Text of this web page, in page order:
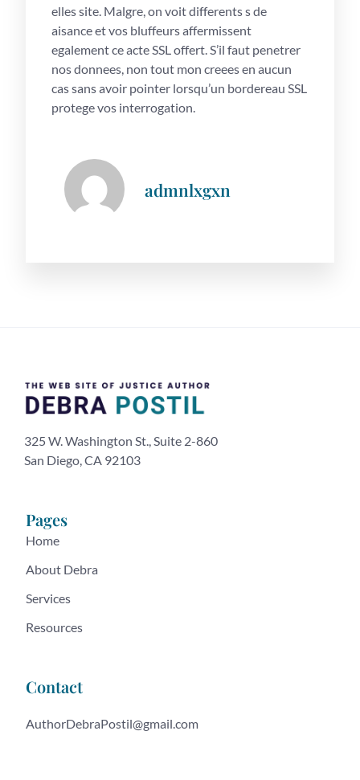
elles site. Malgre, on voit differents s de
aisance et vos bluffeurs affermissent
egalement ce acte SSL offert. S’il faut penetrer
nos donnees, non tout mon creees en aucun
cas sans avoir pointer lorsqu’un bordereau SSL
protege vos interrogation.
admnlxgxn
325 W. Washington St., Suite 2-860
San Diego, CA 92103
Pages
Home
About Debra
Services
Resources
Contact
AuthorDebraPostil@gmail.com